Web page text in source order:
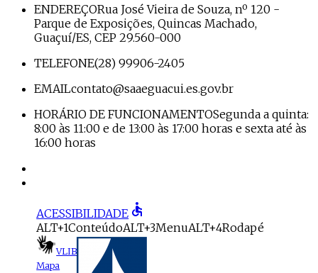
ENDEREÇORua José Vieira de Souza, nº 120 -
Parque de Exposições, Quincas Machado,
Guaçuí/ES, CEP 29.560-000
TELEFONE(28) 99906-2405
EMAILcontato@saaeguacui.es.gov.br
HORÁRIO DE FUNCIONAMENTOSegunda a quinta:
8:00 às 11:00 e de 13:00 às 17:00 horas e sexta até às
16:00 horas
ACESSIBILIDADE accessible
ALT+1ConteúdoALT+3MenuALT+4Rodapé
VLIBRAS
Mapa